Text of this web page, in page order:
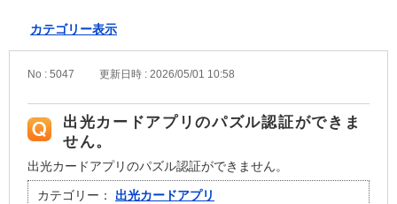
カテゴリー表示
No : 5047 更新日時 : 2026/05/01 10:58
出光カードアプリのパズル認証ができま
せん。
出光カードアプリのパズル認証ができません。
カテゴリー：
出光カードアプリ